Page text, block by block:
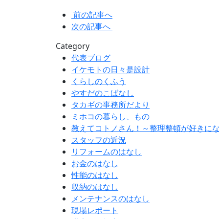
前の記事へ
次の記事へ
Category
代表ブログ
イケモトの日々是設計
くらしのくふう
やすだのこばなし
タカギの事務所だより
ミホコの暮らし、もの
教えてコトノさん！～整理整頓が好きに
スタッフの近況
リフォームのはなし
お金のはなし
性能のはなし
収納のはなし
メンテナンスのはなし
現場レポート